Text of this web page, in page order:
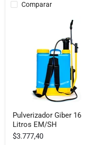
Comparar
Giber
16
Litros
EM/SH
Pulverizador Giber 16
Litros EM/SH
$3.777,40